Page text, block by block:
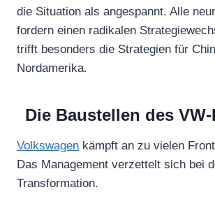
die Situation als angespannt. Alle
fordern einen radikalen
trifft besonders die Strategien für
Nordamerika.
Die Baustellen des
Volkswagen kämpft an zu vielen
Das Management verzettelt sich bei
Transformation.